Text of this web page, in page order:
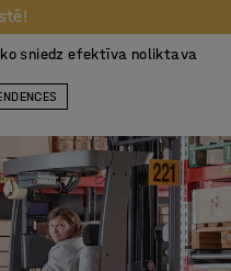
sniedz efektīva noliktava